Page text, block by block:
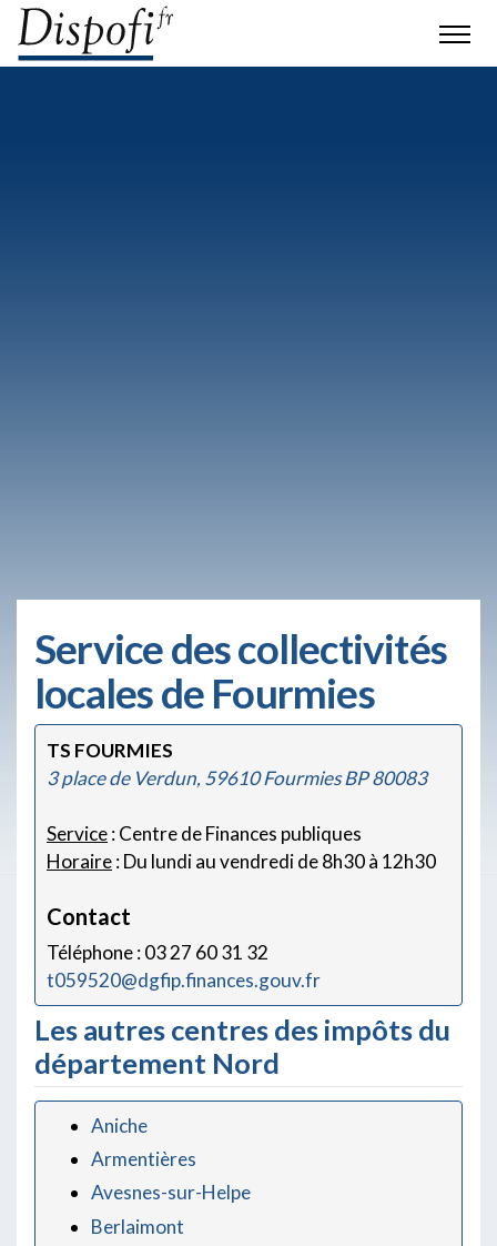
Service des collectivités
locales de Fourmies
TS FOURMIES
3 place de Verdun, 59610 Fourmies BP 80083
Service: Centre de Finances publiques
Horaire: Du lundi au vendredi de 8h30 à 12h30
Contact
Téléphone : 03 27 60 31 32
t059520@dgfip.finances.gouv.fr
Les autres centres des impôts du
département Nord
Aniche
Armentières
Avesnes-sur-Helpe
Berlaimont